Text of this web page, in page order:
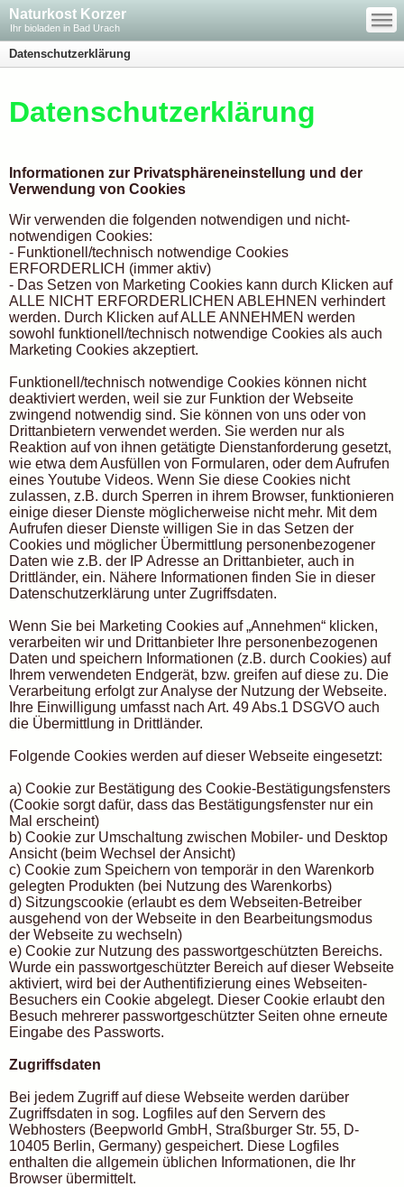
Naturkost Korzer
Ihr bioladen in Bad Urach
—
—
—
Datenschutzerklärung
Datenschutzerklärung
Informationen zur Privatsphäreneinstellung und der
Verwendung von Cookies
Wir verwenden die folgenden notwendigen und nicht-
notwendigen Cookies:
- Funktionell/technisch notwendige Cookies
ERFORDERLICH (immer aktiv)
- Das Setzen von Marketing Cookies kann durch Klicken auf
ALLE NICHT ERFORDERLICHEN ABLEHNEN verhindert
werden. Durch Klicken auf ALLE ANNEHMEN werden
sowohl funktionell/technisch notwendige Cookies als auch
Marketing Cookies akzeptiert.
Funktionell/technisch notwendige Cookies können nicht
deaktiviert werden, weil sie zur Funktion der Webseite
zwingend notwendig sind. Sie können von uns oder von
Drittanbietern verwendet werden. Sie werden nur als
Reaktion auf von ihnen getätigte Dienstanforderung gesetzt,
wie etwa dem Ausfüllen von Formularen, oder dem Aufrufen
eines Youtube Videos. Wenn Sie diese Cookies nicht
zulassen, z.B. durch Sperren in ihrem Browser, funktionieren
einige dieser Dienste möglicherweise nicht mehr. Mit dem
Aufrufen dieser Dienste willigen Sie in das Setzen der
Cookies und möglicher Übermittlung personenbezogener
Daten wie z.B. der IP Adresse an Drittanbieter, auch in
Drittländer, ein. Nähere Informationen finden Sie in dieser
Datenschutzerklärung unter Zugriffsdaten.
Wenn Sie bei Marketing Cookies auf „Annehmen“ klicken,
verarbeiten wir und Drittanbieter Ihre personenbezogenen
Daten und speichern Informationen (z.B. durch Cookies) auf
Ihrem verwendeten Endgerät, bzw. greifen auf diese zu. Die
Verarbeitung erfolgt zur Analyse der Nutzung der Webseite.
Ihre Einwilligung umfasst nach Art. 49 Abs.1 DSGVO auch
die Übermittlung in Drittländer.
Folgende Cookies werden auf dieser Webseite eingesetzt:
a) Cookie zur Bestätigung des Cookie-Bestätigungsfensters
(Cookie sorgt dafür, dass das Bestätigungsfenster nur ein
Mal erscheint)
b) Cookie zur Umschaltung zwischen Mobiler- und Desktop
Ansicht (beim Wechsel der Ansicht)
c) Cookie zum Speichern von temporär in den Warenkorb
gelegten Produkten (bei Nutzung des Warenkorbs)
d) Sitzungscookie (erlaubt es dem Webseiten-Betreiber
ausgehend von der Webseite in den Bearbeitungsmodus
der Webseite zu wechseln)
e) Cookie zur Nutzung des passwortgeschützten Bereichs.
Wurde ein passwortgeschützter Bereich auf dieser Webseite
aktiviert, wird bei der Authentifizierung eines Webseiten-
Besuchers ein Cookie abgelegt. Dieser Cookie erlaubt den
Besuch mehrerer passwortgeschützter Seiten ohne erneute
Eingabe des Passworts.
Zugriffsdaten
Bei jedem Zugriff auf diese Webseite werden darüber
Zugriffsdaten in sog. Logfiles auf den Servern des
Webhosters (Beepworld GmbH, Straßburger Str. 55, D-
10405 Berlin, Germany) gespeichert. Diese Logfiles
enthalten die allgemein üblichen Informationen, die Ihr
Browser übermittelt.